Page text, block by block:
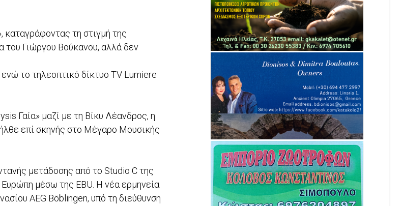
τη στιγμή της
του Γιώργου Βούκανου, αλλά δεν
το τηλεοπτικό δίκτυο TV Lumiere
Γαία» μαζί με τη Βίκυ Λέανδρος, η
επί σκηνής στο Μέγαρο Μουσικής
μετάδοσης από το Studio C της
μέσω της EBU. Η νέα ερμηνεία
AEG Böblingen, υπό τη διεύθυνση